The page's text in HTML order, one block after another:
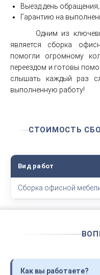
Выезд день обращения;
Гарантию на
Одним из
является сборка
помогли огромному
переездом и готовы
слышать каждый раз
выполненную работу!
СТОИМОСТЬ
Вид работ
Сборка офисной
Как вы работаете?